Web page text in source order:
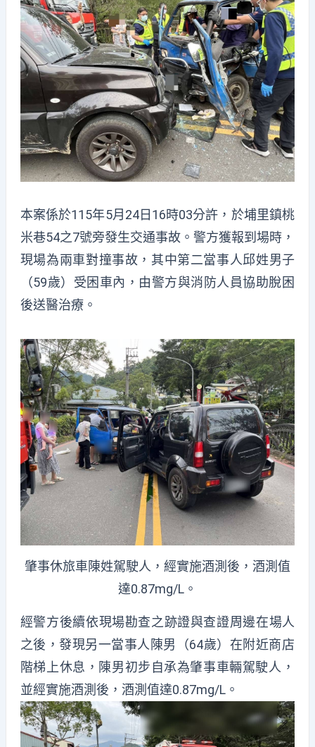
本案係於115年5月24日16時03分許， 於埔里鎮桃
米巷54之7號旁發生交通事故。警方獲報到場時，
現場為兩車對撞事故，其中第二當事人邱姓男子
（59歲） 受困車內，由警方與消防人員協助脫困
後送醫治療。
肇事休旅車陳姓駕駛人，經實施酒測後，酒測值
達0.87mg/L。
經警方後續依現場勘查之跡證與查證周邊在場人
之後，發現另一當事人陳男（64歲）在附近商店
階梯上休息， 陳男初步自承為肇事車輛駕駛人，
並經實施酒測後，酒測值達0.87mg/L。